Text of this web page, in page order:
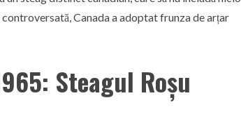
Canada a adoptat frunza de arțar
Steagul Roșu